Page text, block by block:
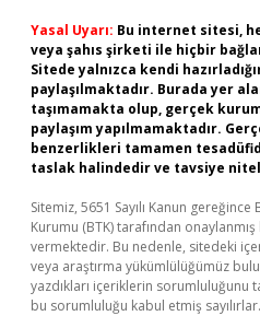
Yasal Uyarı: Bu internet sitesi,
veya şahıs şirketi ile hiçbir
Sitede yalnızca kendi
paylaşılmaktadır. Burada yer
taşımamakta olup, gerçek
paylaşım yapılmamaktadır.
benzerlikleri tamamen
taslak halindedir ve tavsiye
Sitemiz, 5651 Sayılı Kanun
Kurumu (BTK) tarafından
vermektedir. Bu nedenle, sitedeki
veya araştırma yükümlülüğümüz
yazdıkları içeriklerin sorumluluğunu
bu sorumluluğu kabul etmiş sayılırlar.